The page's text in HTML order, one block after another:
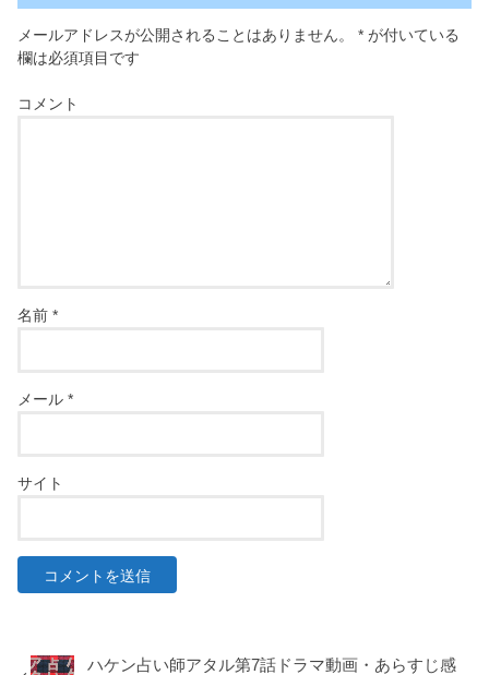
メールアドレスが公開されることはありません。 * が付いている
欄は必須項目です
コメント
名前*
メール*
サイト
ハケン占い師アタル第7話ドラマ動画・あらすじ感